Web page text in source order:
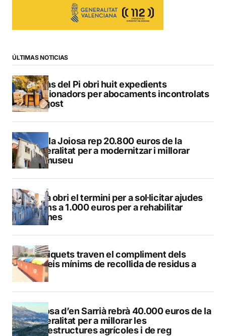
ÚLTIMAS NOTICIAS
L’Alfàs del Pi obri huit expedients
sancionadors per abocaments incontrolats
a l’agost
La Vila Joiosa rep 20.800 euros de la
Generalitat per a modernitzar i millorar
Vilamuseu
Altea obri el termini per a sol·licitar ajudes
de fins a 1.000 euros per a rehabilitar
façanes
Els piquets traven el compliment dels
serveis mínims de recollida de residus a
Calp
Callosa d’en Sarrià rebrà 40.000 euros de la
Generalitat per a millorar les
infraestructures agrícoles i de reg